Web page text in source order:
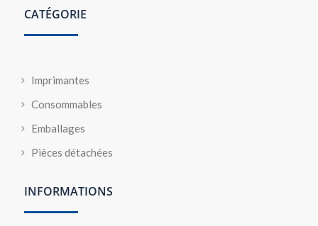
CATÉGORIE
Imprimantes
Consommables
Emballages
Pièces détachées
INFORMATIONS